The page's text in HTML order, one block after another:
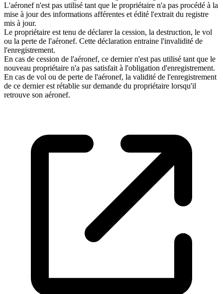
L'aéronef n'est pas utilisé tant que le propriétaire n'a pas procédé à la
mise à jour des informations afférentes et édité l'extrait du registre
mis à jour.
Le propriétaire est tenu de déclarer la cession, la destruction, le vol
ou la perte de l'aéronef. Cette déclaration entraine l'invalidité de
l'enregistrement.
En cas de cession de l'aéronef, ce dernier n'est pas utilisé tant que le
nouveau propriétaire n'a pas satisfait à l'obligation d'enregistrement.
En cas de vol ou de perte de l'aéronef, la validité de l'enregistrement
de ce dernier est rétablie sur demande du propriétaire lorsqu'il
retrouve son aéronef.